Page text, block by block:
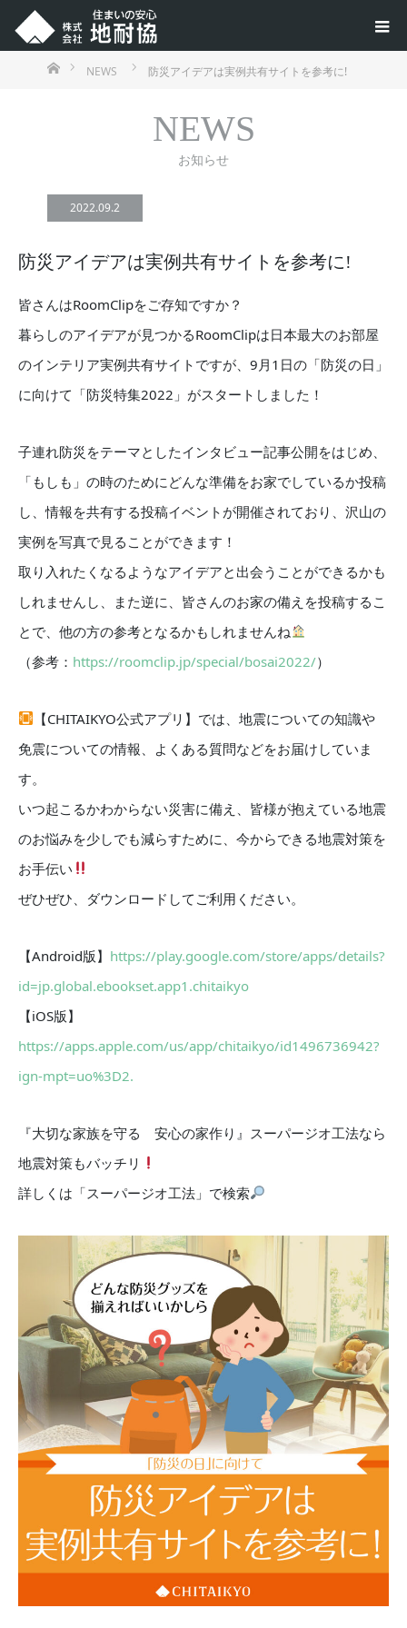
ホームNEWS 防災アイデアは実例共有サイトを参考に!
NEWS
お知らせ
2022.09.2
防災アイデアは実例共有サイトを参考に!
皆さんはRoomClipをご存知ですか？
暮らしのアイデアが見つかるRoomClipは日本最大のお部屋
のインテリア実例共有サイトですが、9月1日の「防災の日」
に向けて「防災特集2022」がスタートしました！
子連れ防災をテーマとしたインタビュー記事公開をはじめ、
「もしも」の時のためにどんな準備をお家でしているか投稿
し、情報を共有する投稿イベントが開催されており、沢山の
実例を写真で見ることができます！
取り入れたくなるようなアイデアと出会うことができるかも
しれませんし、また逆に、皆さんのお家の備えを投稿するこ
とで、他の方の参考となるかもしれませんね
（参考： https://roomclip.jp/special/bosai2022/）
【CHITAIKYO公式アプリ】では、地震についての知識や
免震についての情報、よくある質問などをお届けしていま
す。
いつ起こるかわからない災害に備え、皆様が抱えている地震
のお悩みを少しでも減らすために、今からできる地震対策を
お手伝い
ぜひぜひ、ダウンロードしてご利用ください。
【Android版】 https://play.google.com/store/apps/details?
id=jp.global.ebookset.app1.chitaikyo
【iOS版】
https://apps.apple.com/us/app/chitaikyo/id1496736942?
ign-mpt=uo%3D2.
『大切な家族を守る 安心の家作り』スーパージオ工法なら
地震対策もバッチリ
詳しくは「スーパージオ工法」で検索